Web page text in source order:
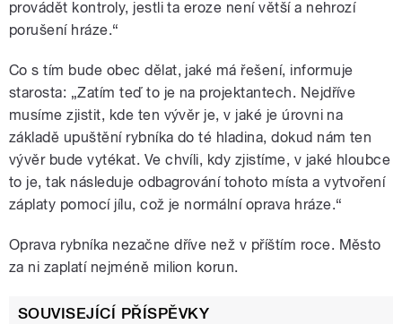
provádět kontroly, jestli ta eroze není větší a nehrozí
porušení hráze.“
Co s tím bude obec dělat, jaké má řešení, informuje
starosta: „Zatím teď to je na projektantech. Nejdříve
musíme zjistit, kde ten vývěr je, v jaké je úrovni na
základě upuštění rybníka do té hladina, dokud nám ten
vývěr bude vytékat. Ve chvíli, kdy zjistíme, v jaké hloubce
to je, tak následuje odbagrování tohoto místa a vytvoření
záplaty pomocí jílu, což je normální oprava hráze.“
Oprava rybníka nezačne dříve než v příštím roce. Město
za ni zaplatí nejméně milion korun.
SOUVISEJÍCÍ PŘÍSPĚVKY